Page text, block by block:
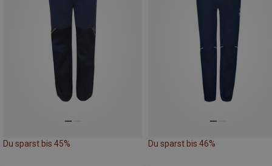
Du sparst bis 45% Du sparst bis 46%